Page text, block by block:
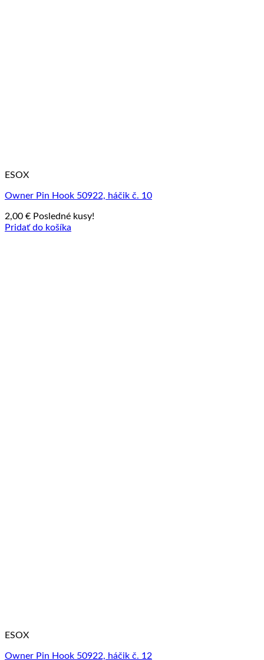
ESOX
Owner Pin Hook 50922, háčik č. 10
2,00 € Posledné kusy!
Pridať do košíka
ESOX
Owner Pin Hook 50922, háčik č. 12